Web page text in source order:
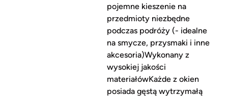
pojemne kieszenie na
przedmioty niezbędne
podczas podróży (- idealne
na smycze, przysmaki i inne
akcesoria)Wykonany z
wysokiej jakości
materiałówKażde z okien
posiada gęstą wytrzymałą